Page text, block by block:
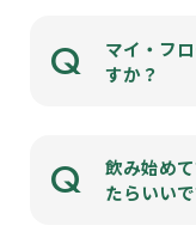
Q
マイ・フ
すか？
Q
飲み始め
たらいい